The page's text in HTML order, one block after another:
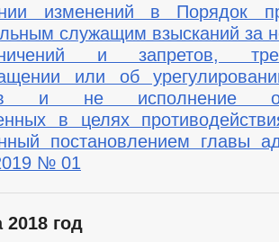
изменений в Порядок
служащим взысканий за
и запретов,
или об
и не исполнение
в целях
постановлением главы
№ 01
год